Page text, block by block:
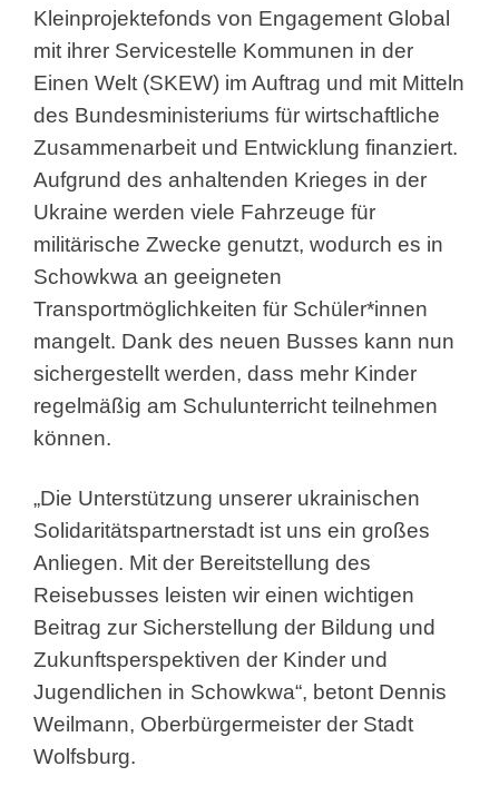
Kleinprojektefonds von Engagement Global
mit ihrer Servicestelle Kommunen in der
Einen Welt (SKEW) im Auftrag und mit Mitteln
des Bundesministeriums für wirtschaftliche
Zusammenarbeit und Entwicklung finanziert.
Aufgrund des anhaltenden Krieges in der
Ukraine werden viele Fahrzeuge für
militärische Zwecke genutzt, wodurch es in
Schowkwa an geeigneten
Transportmöglichkeiten für Schüler*innen
mangelt. Dank des neuen Busses kann nun
sichergestellt werden, dass mehr Kinder
regelmäßig am Schulunterricht teilnehmen
können.
„Die Unterstützung unserer ukrainischen
Solidaritätspartnerstadt ist uns ein großes
Anliegen. Mit der Bereitstellung des
Reisebusses leisten wir einen wichtigen
Beitrag zur Sicherstellung der Bildung und
Zukunftsperspektiven der Kinder und
Jugendlichen in Schowkwa“, betont Dennis
Weilmann, Oberbürgermeister der Stadt
Wolfsburg.